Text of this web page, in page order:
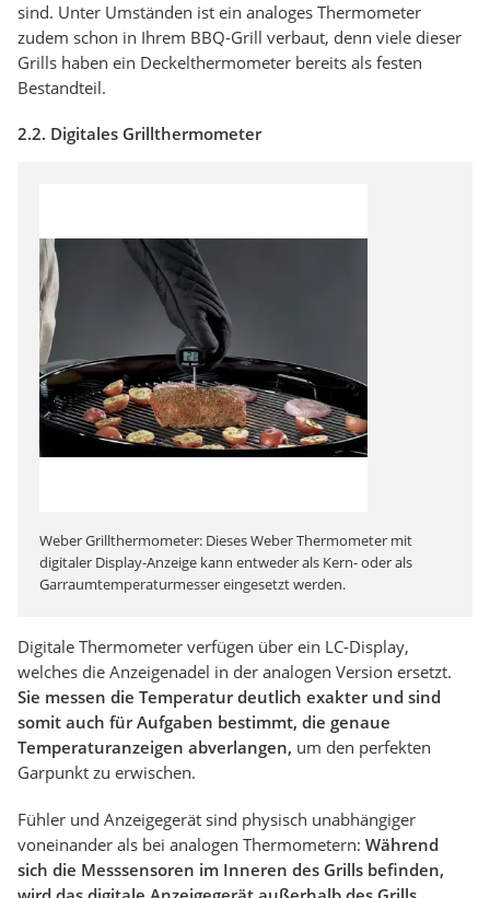
sind. Unter Umständen ist ein analoges Thermometer
zudem schon in Ihrem BBQ-Grill verbaut, denn viele dieser
Grills haben ein Deckelthermometer bereits als festen
Bestandteil.
2.2. Digitales Grillthermometer
Weber Grillthermometer: Dieses Weber Thermometer mit
digitaler Display-Anzeige kann entweder als Kern- oder als
Garraumtemperaturmesser eingesetzt werden.
Digitale Thermometer verfügen über ein LC-Display,
welches die Anzeigenadel in der analogen Version ersetzt.
Sie messen die Temperatur deutlich exakter und sind
somit auch für Aufgaben bestimmt, die genaue
Temperaturanzeigen abverlangen, um den perfekten
Garpunkt zu erwischen.
Fühler und Anzeigegerät sind physisch unabhängiger
voneinander als bei analogen Thermometern: Während
sich die Messsensoren im Inneren des Grills befinden,